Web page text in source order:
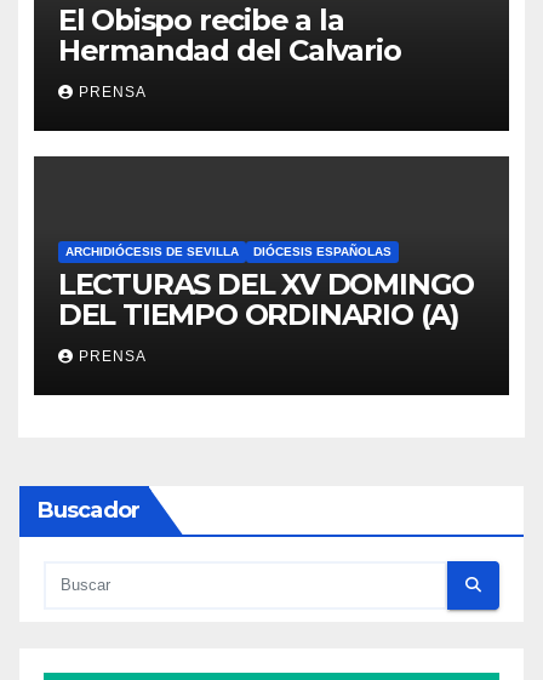
El Obispo recibe a la
Hermandad del Calvario
PRENSA
ARCHIDIÓCESIS DE SEVILLA DIÓCESIS ESPAÑOLAS
LECTURAS DEL XV DOMINGO
DEL TIEMPO ORDINARIO (A)
PRENSA
Buscador